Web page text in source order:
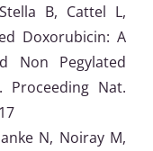
B, Cattel L,
Doxorubicin: A
Non Pegylated
Proceeding Nat.
N, Noiray M,